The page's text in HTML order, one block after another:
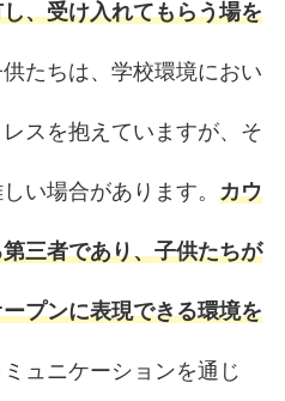
、受け入れてもらう場を
たちは、学校環境におい
スを抱えていますが、そ
い場合があります。 カウ
三者であり、子供たちが
プンに表現できる環境を
ュニケーションを通じ